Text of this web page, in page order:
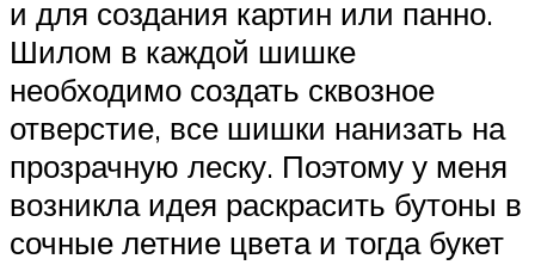
и для создания картин или панно.
Шилом в каждой шишке
необходимо создать сквозное
отверстие, все шишки нанизать на
прозрачную леску. Поэтому у меня
возникла идея раскрасить бутоны в
сочные летние цвета и тогда букет